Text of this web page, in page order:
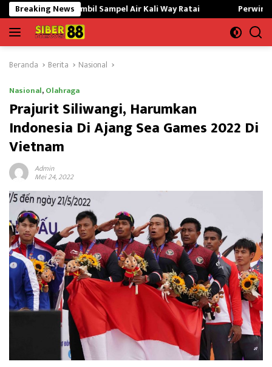
Langsung
ke
konten
Breaking News
Ambil Sampel Air Kali Way Ratai Perwira Kilang Balongan
Beranda Berita Nasional
Nasional,Olahraga
Prajurit Siliwangi, Harumkan
Indonesia Di Ajang Sea Games 2022 Di
Vietnam
Admin
Mei 24, 2022